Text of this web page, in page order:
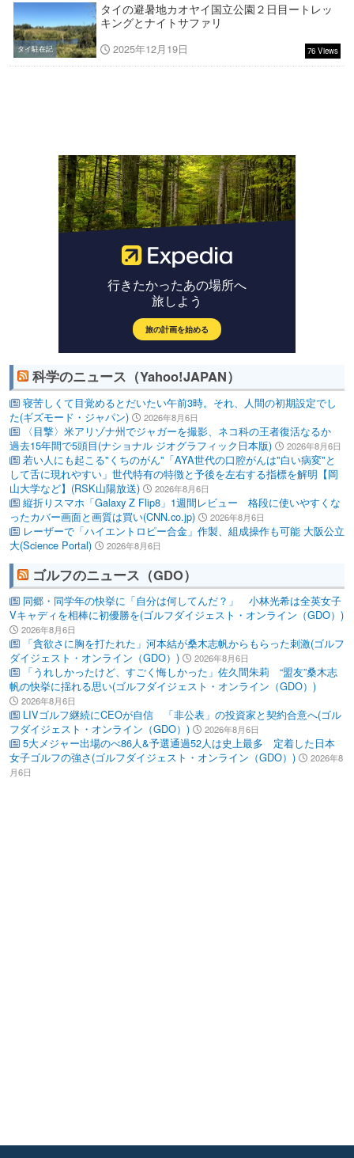
タイの避暑地カオヤイ国立公園２日目ートレッ
キングとナイトサファリ
タイ駐在記 2025年12月19日 76 Views
科学のニュース（Yahoo!JAPAN）
寝苦しくて目覚めるとだいたい午前3時。それ、人間の初期設定でし
た(ギズモード・ジャパン)
2026年8月6日
〈目撃〉米アリゾナ州でジャガーを撮影、ネコ科の王者復活なるか
過去15年間で5頭目(ナショナル ジオグラフィック日本版)
2026年8月6日
若い人にも起こる"くちのがん"「AYA世代の口腔がんは"白い病変"と
して舌に現れやすい」世代特有の特徴と予後を左右する指標を解明【岡
山大学など】(RSK山陽放送)
2026年8月6日
縦折りスマホ「Galaxy Z Flip8」1週間レビュー 格段に使いやすくな
ったカバー画面と画質は買い(CNN.co.jp)
2026年8月6日
レーザーで「ハイエントロピー合金」作製、組成操作も可能 大阪公立
大(Science Portal)
2026年8月6日
ゴルフのニュース（GDO）
同郷・同学年の快挙に「自分は何してんだ？」 小林光希は全英女子
Vキャディを相棒に初優勝を(ゴルフダイジェスト・オンライン（GDO）)
2026年8月6日
「貪欲さに胸を打たれた」河本結が桑木志帆からもらった刺激(ゴルフ
ダイジェスト・オンライン（GDO）)
2026年8月6日
「うれしかったけど、すごく悔しかった」佐久間朱莉 “盟友”桑木志
帆の快挙に揺れる思い(ゴルフダイジェスト・オンライン（GDO）)
2026年8月6日
LIVゴルフ継続にCEOが自信 「非公表」の投資家と契約合意へ(ゴル
フダイジェスト・オンライン（GDO）)
2026年8月6日
5大メジャー出場のべ86人&予選通過52人は史上最多 定着した日本
女子ゴルフの強さ(ゴルフダイジェスト・オンライン（GDO）)
2026年8
月6日